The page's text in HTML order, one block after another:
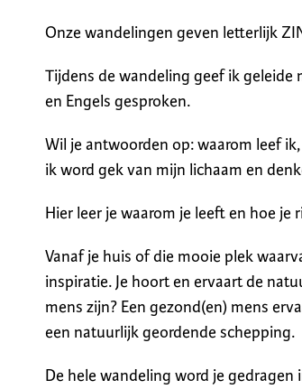
Onze wandelingen geven letterlijk
Tijdens de wandeling geef ik geleide
en Engels gesproken.
Wil je antwoorden op: waarom leef
ik word gek van mijn lichaam en
Hier leer je waarom je leeft en hoe je
Vanaf je huis of die mooie plek
inspiratie. Je hoort en ervaart de
mens zijn? Een gezond(en) mens
een natuurlijk geordende schepping.
De hele wandeling word je